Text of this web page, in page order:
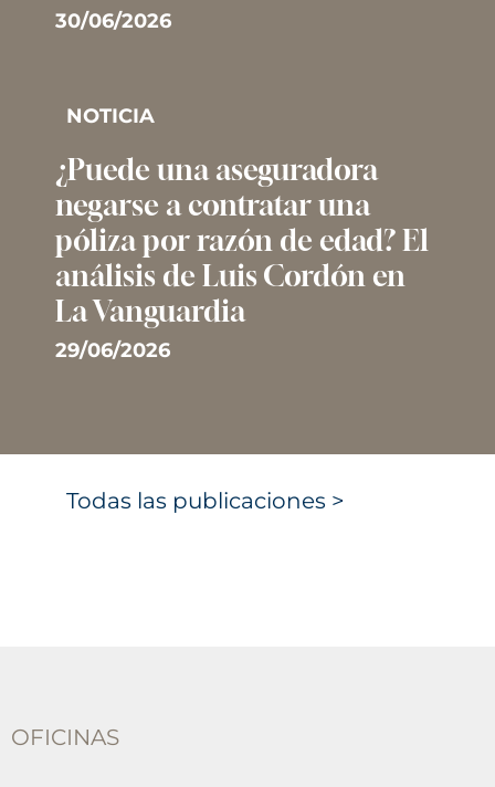
30/06/2026
NOTICIA
¿Puede una aseguradora
negarse a contratar una
póliza por razón de edad? El
análisis de Luis Cordón en
La Vanguardia
29/06/2026
Todas las publicaciones >
OFICINAS